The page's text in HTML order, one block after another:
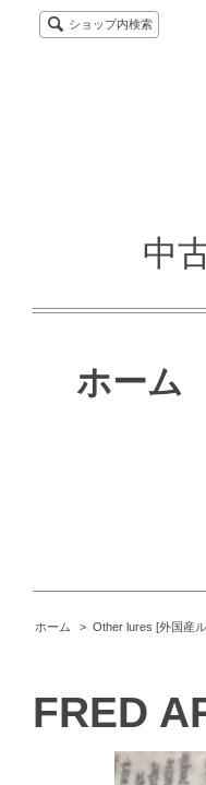
ショップ内検索
中
ホーム
ホーム > Other lures [外国産
FRED